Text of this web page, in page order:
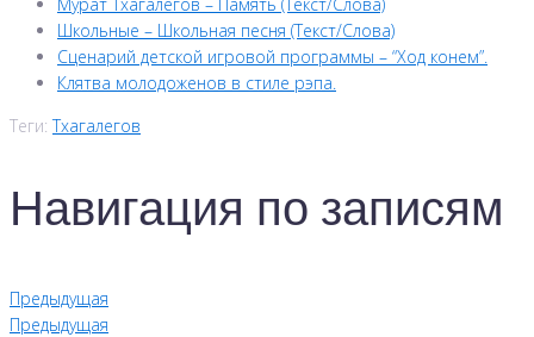
Мурат Тхагалегов – Память (Текст/Слова)
Школьные – Школьная песня (Текст/Слова)
Сценарий детской игровой программы – “Ход конем”.
Клятва молодоженов в стиле рэпа.
Теги:Тхагалегов
Навигация по записям
Предыдущая
Предыдущая